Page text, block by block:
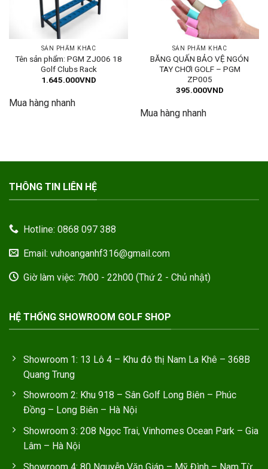
SẢN PHẨM KHÁC
Tên sản phẩm: PGM ZJ006 18
Golf Clubs Rack
1.645.000VND
Mua hàng nhanh
SẢN PHẨM KHÁC
BĂNG QUẤN BẢO VỆ NGÓN
TAY CHƠI GOLF – PGM
ZP005
395.000VND
Mua hàng nhanh
THÔNG TIN LIÊN HỆ
Hotline: 0868 097 388
Email: vuhoanganhf316@gmail.com
Giờ làm việc: 7h00 - 22h00 (Thứ 2 - Chủ nhật)
HỆ THỐNG SHOWROOM GOLF SHOP
Showroom 1: 13 Lô 4 – Khu đô thị Nam La Khê – 368B
Quang Trung
Showroom 2: Khu 918 – Sân Golf Long Biên – Phúc
Đồng – Long Biên – Hà Nội
Showroom 3: 208 Ngọc Trai, Vinhomes Ocean Park – Gia
Lâm – Hà Nội
Showroom 4: 80 Nguyễn Văn Giáp – Mỹ Đình – Nam Từ